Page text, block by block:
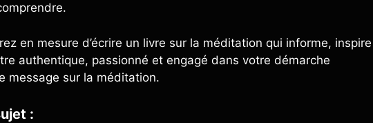
en mesure d’écrire un livre sur la méditation qui informe, inspire
authentique, passionné et engagé dans votre démarche
message sur la méditation.
: